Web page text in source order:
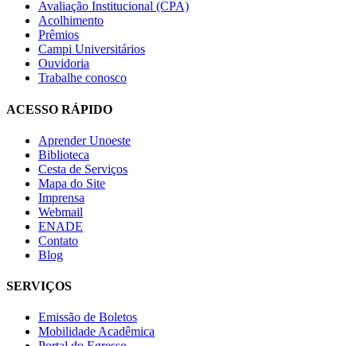
Avaliação Institucional (CPA)
Acolhimento
Prêmios
Campi Universitários
Ouvidoria
Trabalhe conosco
ACESSO RÁPIDO
Aprender Unoeste
Biblioteca
Cesta de Serviços
Mapa do Site
Imprensa
Webmail
ENADE
Contato
Blog
SERVIÇOS
Emissão de Boletos
Mobilidade Acadêmica